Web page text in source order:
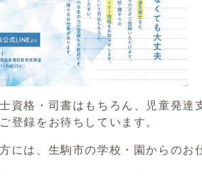
資格・司書はもちろん、児童発
登録をお待ちしています。
には、生駒市の学校・園からの